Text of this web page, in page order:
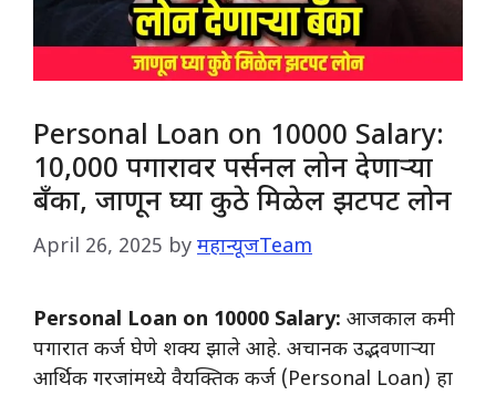
Personal Loan on 10000 Salary:
10,000 पगारावर पर्सनल लोन देणाऱ्या
बँका, जाणून घ्या कुठे मिळेल झटपट लोन
April 26, 2025 by महान्यूजTeam
Personal Loan on 10000 Salary: आजकाल कमी
पगारात कर्ज घेणे शक्य झाले आहे. अचानक उद्भवणाऱ्या
आर्थिक गरजांमध्ये वैयक्तिक कर्ज (Personal Loan) हा